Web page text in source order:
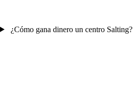
¿Cómo gana dinero un centro Salting?